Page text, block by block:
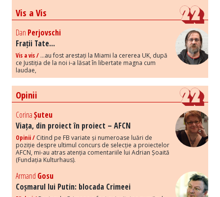
Vis a Vis
Dan Perjovschi
Frații Tate...
Vis a vis / ...au fost arestați la Miami la cererea UK, după
ce Justiția de la noi i-a lăsat în libertate magna cum
laudae,
Opinii
CorinaȘuteu
Viața, din proiect în proiect – AFCN
Opinii / Citind pe FB variate și numeroase luări de
poziție despre ultimul concurs de selecție a proiectelor
AFCN, mi-au atras atenția comentariile lui Adrian Șoaită
(Fundația Kulturhaus).
Armand Gosu
Coșmarul lui Putin: blocada Crimeei